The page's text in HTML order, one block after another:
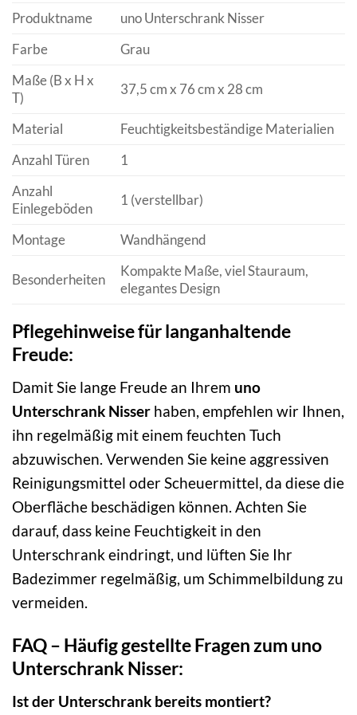
Produktname
uno Unterschrank Nisser
Farbe
Grau
Maße (B x H x
T)
37,5 cm x 76 cm x 28 cm
Material
Feuchtigkeitsbeständige Materialien
Anzahl Türen
1
Anzahl
Einlegeböden
1 (verstellbar)
Montage Wandhängend
Besonderheiten
Kompakte Maße, viel Stauraum,
elegantes Design
Pflegehinweise für langanhaltende
Freude:
Damit Sie lange Freude an Ihrem uno
Unterschrank Nisser haben, empfehlen wir Ihnen,
ihn regelmäßig mit einem feuchten Tuch
abzuwischen. Verwenden Sie keine aggressiven
Reinigungsmittel oder Scheuermittel, da diese die
Oberfläche beschädigen können. Achten Sie
darauf, dass keine Feuchtigkeit in den
Unterschrank eindringt, und lüften Sie Ihr
Badezimmer regelmäßig, um Schimmelbildung zu
vermeiden.
FAQ – Häufig gestellte Fragen zum uno
Unterschrank Nisser:
Ist der Unterschrank bereits montiert?